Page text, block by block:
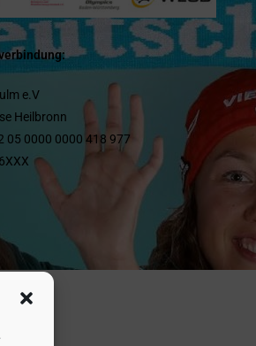
e.V
Heilbronn
05 0000 0000 418 977